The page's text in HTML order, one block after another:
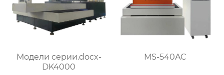
Модели серии.docx-
DK4000
MS-540AC